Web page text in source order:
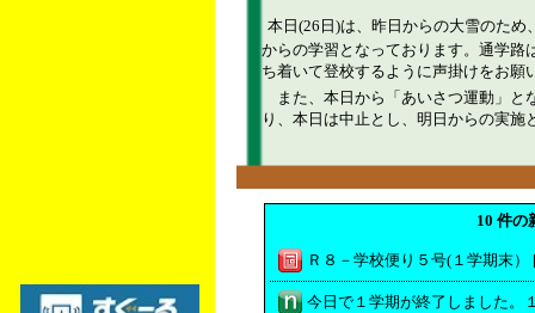
本日(26日)は、昨日からの大雪のた
からの学習となっております。通学路
ち着いて登校するように声掛けをお願
また、本日から「あいさつ運動」と
り、本日は中止とし、明日からの実
10 件の
Ｒ８－学校便り５号(１学期末）